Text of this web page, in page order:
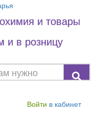
и товары
и в розницу
Войти в кабинет